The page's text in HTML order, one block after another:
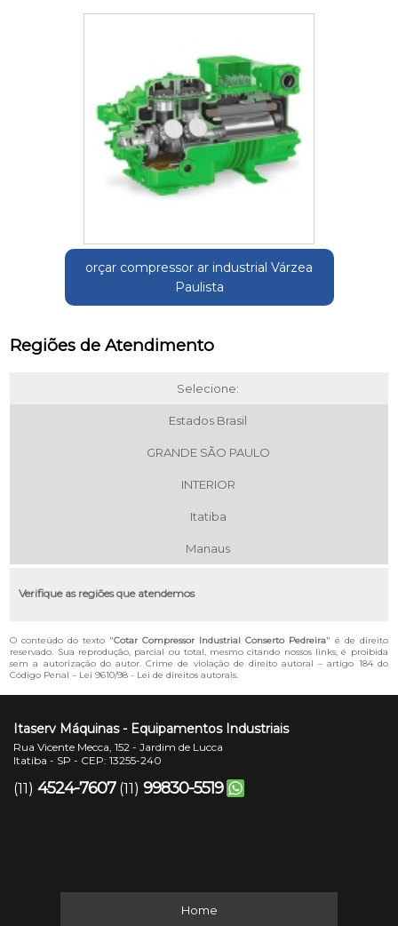
orçar compressor ar industrial Várzea
Paulista
Regiões de Atendimento
Selecione:
Estados Brasil
GRANDE SÃO PAULO
INTERIOR
Itatiba
Manaus
Verifique as regiões que atendemos
O conteúdo do texto "Cotar Compressor Industrial Conserto Pedreira" é de direito
reservado. Sua reprodução, parcial ou total, mesmo citando nossos links, é proibida
sem a autorização do autor. Crime de violação de direito autoral – artigo 184 do
Código Penal – Lei 9610/98 - Lei de direitos autorais.
Itaserv Máquinas - Equipamentos Industriais
Rua Vicente Mecca, 152 - Jardim de Lucca
Itatiba - SP - CEP: 13255-240
(11) 4524-7607 (11) 99830-5519
Home